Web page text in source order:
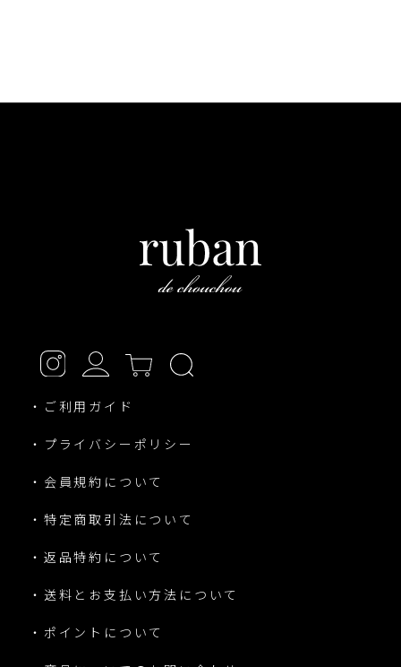
・ご利用ガイド
・プライバシーポリシー
・会員規約について
・特定商取引法について
・返品特約について
・送料とお支払い方法について
・ポイントについて